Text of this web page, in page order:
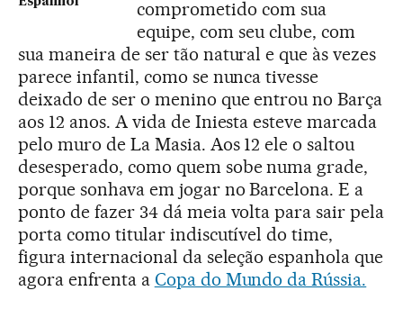
comprometido com sua
equipe, com seu clube, com
sua maneira de ser tão natural e que às vezes
parece infantil, como se nunca tivesse
deixado de ser o menino que entrou no Barça
aos 12 anos. A vida de Iniesta esteve marcada
pelo muro de La Masia. Aos 12 ele o saltou
desesperado, como quem sobe numa grade,
porque sonhava em jogar no Barcelona. E a
ponto de fazer 34 dá meia volta para sair pela
porta como titular indiscutível do time,
figura internacional da seleção espanhola que
agora enfrenta a Copa do Mundo da Rússia.